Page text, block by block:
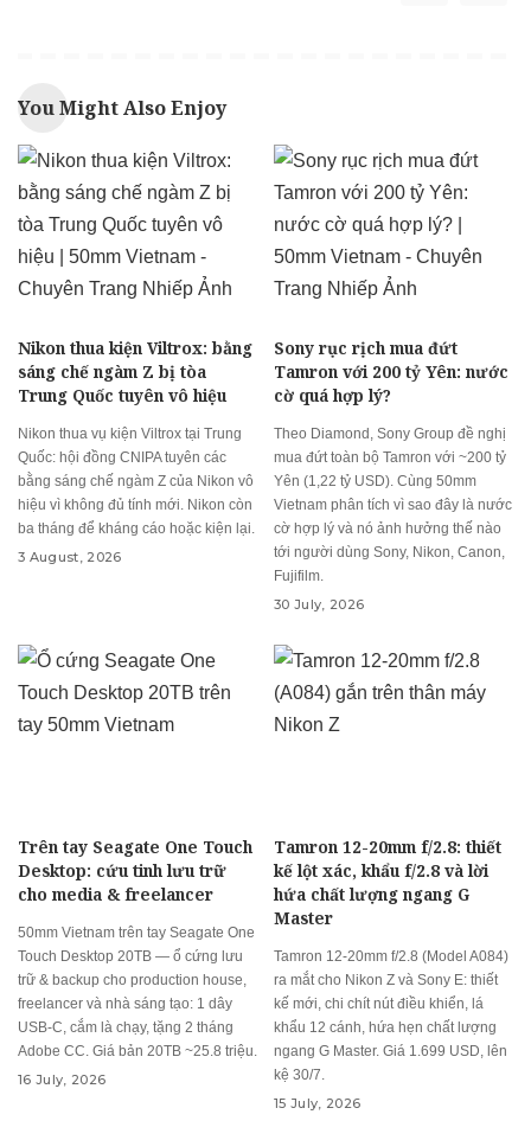
You Might Also Enjoy
Nikon thua kiện Viltrox: bằng
sáng chế ngàm Z bị tòa
Trung Quốc tuyên vô hiệu
Nikon thua vụ kiện Viltrox tại Trung
Quốc: hội đồng CNIPA tuyên các
bằng sáng chế ngàm Z của Nikon vô
hiệu vì không đủ tính mới. Nikon còn
ba tháng để kháng cáo hoặc kiện lại.
3 August, 2026
Sony rục rịch mua đứt
Tamron với 200 tỷ Yên: nước
cờ quá hợp lý?
Theo Diamond, Sony Group đề nghị
mua đứt toàn bộ Tamron với ~200 tỷ
Yên (1,22 tỷ USD). Cùng 50mm
Vietnam phân tích vì sao đây là nước
cờ hợp lý và nó ảnh hưởng thế nào
tới người dùng Sony, Nikon, Canon,
Fujifilm.
30 July, 2026
Trên tay Seagate One Touch
Desktop: cứu tinh lưu trữ
cho media & freelancer
50mm Vietnam trên tay Seagate One
Touch Desktop 20TB — ổ cứng lưu
trữ & backup cho production house,
freelancer và nhà sáng tạo: 1 dây
USB-C, cắm là chạy, tặng 2 tháng
Adobe CC. Giá bản 20TB ~25.8 triệu.
16 July, 2026
Tamron 12-20mm f/2.8: thiết
kế lột xác, khẩu f/2.8 và lời
hứa chất lượng ngang G
Master
Tamron 12-20mm f/2.8 (Model A084)
ra mắt cho Nikon Z và Sony E: thiết
kế mới, chi chít nút điều khiển, lá
khẩu 12 cánh, hứa hẹn chất lượng
ngang G Master. Giá 1.699 USD, lên
kệ 30/7.
15 July, 2026